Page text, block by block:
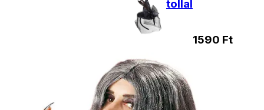
tollal
1590 Ft
Mini
boszorkánykalap